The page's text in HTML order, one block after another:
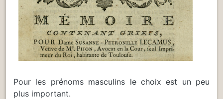
Pour les prénoms masculins le choix est un peu
plus important.